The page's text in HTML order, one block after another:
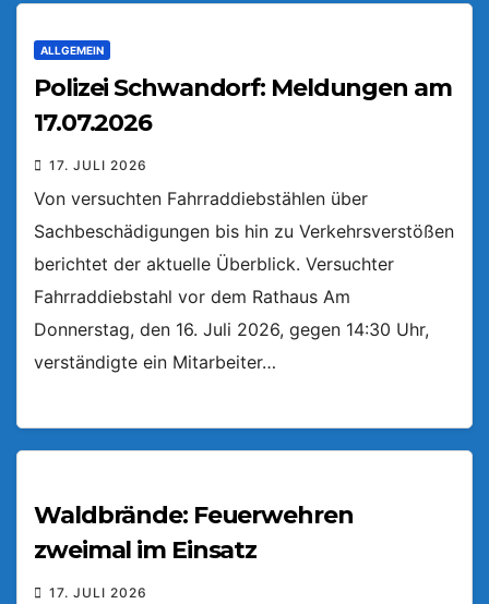
ALLGEMEIN
Polizei Schwandorf: Meldungen am
17.07.2026
17. JULI 2026
Von versuchten Fahrraddiebstählen über
Sachbeschädigungen bis hin zu Verkehrsverstößen
berichtet der aktuelle Überblick. Versuchter
Fahrraddiebstahl vor dem Rathaus Am
Donnerstag, den 16. Juli 2026, gegen 14:30 Uhr,
verständigte ein Mitarbeiter…
Waldbrände: Feuerwehren
zweimal im Einsatz
17. JULI 2026